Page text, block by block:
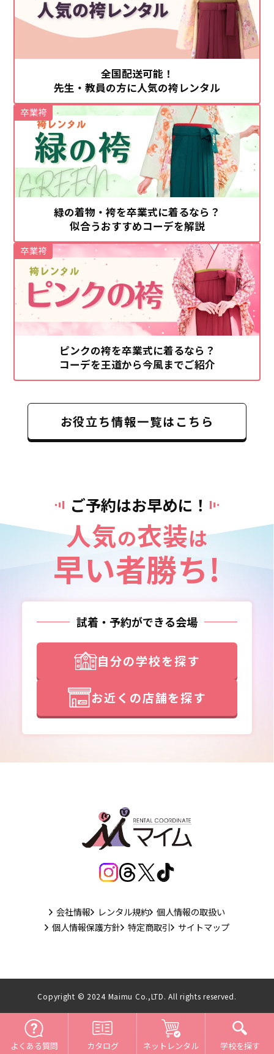
全国配送可能！
先生・教員の方に人気の袴レンタル
緑の着物・袴を卒業式に着るなら？
似合うおすすめコーデを解説
卒業袴
ピンクの袴を卒業式に着るなら？
コーデを王道から今風までご紹介
卒業袴
お役立ち情報一覧はこちら
ご予約はお早めに！
人気の衣装は
早い者勝ち!
試着・予約ができる会場
自分の学校を探す
お近くの店舗を探す
よくある質問 カタログ ネットレンタル 学校を探す
会社情報 レンタル規約 個人情報の取扱い
個人情報保護方針 特定商取引 サイトマップ
Copyright © 2024 Maimu Co.,LTD. All rights reserved.